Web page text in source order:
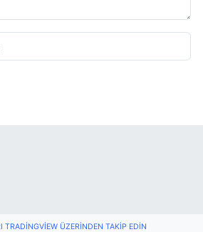
TRADINGVIEW ÜZERINDEN TAKIP EDIN